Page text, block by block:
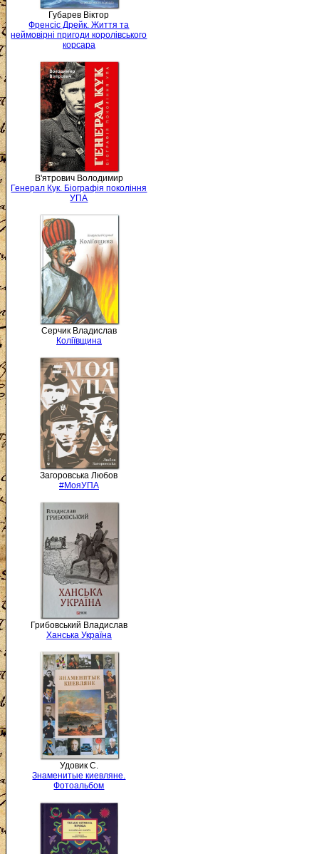
Губарев Віктор
Френсіс Дрейк. Життя та
неймовірні пригоди королівського
корсара
В'ятрович Володимир
Генерал Кук. Біографія покоління
УПА
Серчик Владислав
Коліївщина
Загоровська Любов
#МояУПА
Грибовський Владислав
Ханська Україна
Удовик С.
Знаменитые киевляне.
Фотоальбом